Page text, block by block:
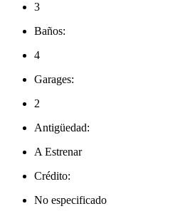
3
Baños:
4
Garages:
2
Antigüedad:
A Estrenar
Crédito:
No especificado